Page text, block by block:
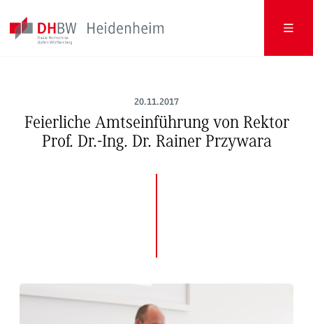
20.11.2017
Feierliche Amtseinführung von Rektor
Prof. Dr.-Ing. Dr. Rainer Przywara